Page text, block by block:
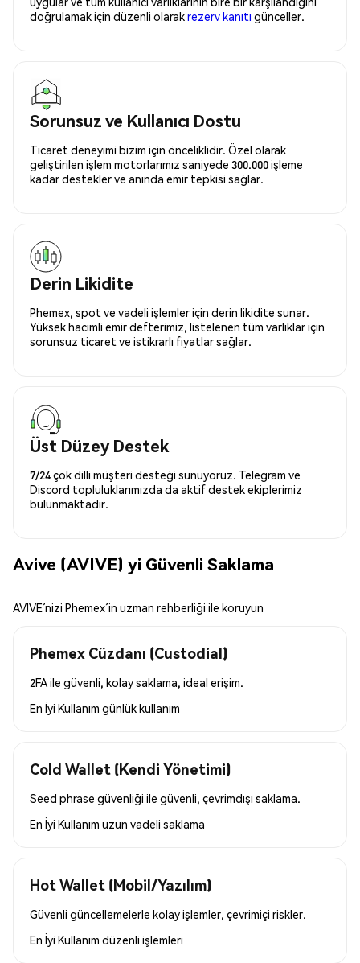
doğrulamak için düzenli olarakrezerv kanıtı günceller.
Sorunsuz ve Kullanıcı Dostu
Ticaret deneyimi bizim için önceliklidir. Özel olarak
geliştirilen işlem motorlarımız saniyede 300.000 işleme
kadar destekler ve anında emir tepkisi sağlar.
Derin Likidite
Phemex, spot ve vadeli işlemler için derin likidite sunar.
Yüksek hacimli emir defterimiz, listelenen tüm varlıklar için
sorunsuz ticaret ve istikrarlı fiyatlar sağlar.
Üst Düzey Destek
7/24 çok dilli müşteri desteği sunuyoruz. Telegram ve
Discord topluluklarımızda da aktif destek ekiplerimiz
bulunmaktadır.
Avive (AVIVE) yi Güvenli Saklama
AVIVE’nizi Phemex’in uzman rehberliği ile koruyun
Phemex Cüzdanı (Custodial)
2FA ile güvenli, kolay saklama, ideal erişim.
En İyi Kullanım günlük kullanım
Cold Wallet (Kendi Yönetimi)
Seed phrase güvenliği ile güvenli, çevrimdışı saklama.
En İyi Kullanım uzun vadeli saklama
Hot Wallet (Mobil/Yazılım)
Güvenli güncellemelerle kolay işlemler, çevrimiçi riskler.
En İyi Kullanım düzenli işlemleri